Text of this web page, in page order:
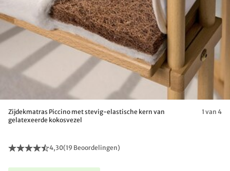
Zijdekmatras Piccino met stevig-elastische kern van
gelatexeerde kokosvezel
1 van 4
4,30(19 Beoordelingen)